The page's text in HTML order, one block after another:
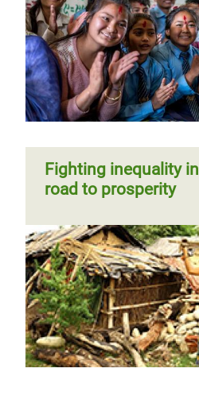
Fighting inequality
road to prosperity